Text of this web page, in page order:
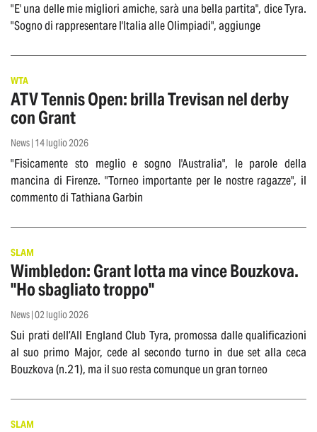
"E' una delle mie migliori amiche, sarà una bella partita", dice Tyra.
"Sogno di rappresentare l'Italia alle Olimpiadi", aggiunge
WTA
ATV Tennis Open: brilla Trevisan nel derby
con Grant
News | 14 luglio 2026
"Fisicamente sto meglio e sogno l'Australia", le parole della
mancina di Firenze. "Torneo importante per le nostre ragazze", il
commento di Tathiana Garbin
SLAM
Wimbledon: Grant lotta ma vince Bouzkova.
"Ho sbagliato troppo"
News | 02 luglio 2026
Sui prati dell’All England Club Tyra, promossa dalle qualificazioni
al suo primo Major, cede al secondo turno in due set alla ceca
Bouzkova (n.21), ma il suo resta comunque un gran torneo
SLAM